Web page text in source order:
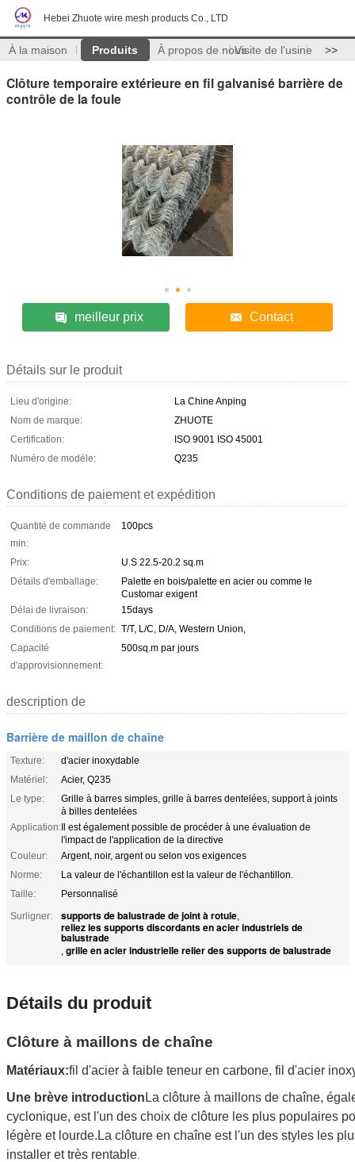
Hebei Zhuote wire mesh products Co., LTD
À la maison Produits À propos de nousVisite de l'usine >>
Clôture temporaire extérieure en fil galvanisé barrière de
contrôle de la foule
meilleur prix Contact
Détails sur le produit
Lieu d'origine:
La Chine Anping
Nom de marque:
ZHUOTE
Certification:
ISO 9001 ISO 45001
Numéro de modèle:
Q235
Conditions de paiement et expédition
Quantité de commande
min:
100pcs
Prix:
U.S 22.5-20.2 sq.m
Détails d'emballage:
Palette en bois/palette en acier ou comme le
Customar exigent
Délai de livraison:
15days
Conditions de paiement: T/T, L/C, D/A, Western Union,
Capacité
d'approvisionnement:
500sq.m par jours
description de
Barrière de maillon de chaîne
Texture:
d'acier inoxydable
Matériel:
Acier, Q235
Le type:
Grille à barres simples, grille à barres dentelées, support à joints
à billes dentelées
Application:Il est également possible de procéder à une évaluation de
l'impact de l'application de la directive
Couleur:
Argent, noir, argent ou selon vos exigences
Norme:
La valeur de l'échantillon est la valeur de l'échantillon.
Taille:
Personnalisé
Surligner:
supports de balustrade de joint à rotule,
reliez les supports discordants en acier industriels de
balustrade
, grille en acier industrielle relier des supports de balustrade
Détails du produit
Clôture à maillons de chaîne
Matériaux:fil d'acier à faible teneur en carbone, fil d'acier
Une brève introduction La clôture à maillons de chaîne,
cyclonique, est l'un des choix de clôture les plus populaires
légère et lourde.La clôture en chaîne est l'un des styles les
installer et très rentable.